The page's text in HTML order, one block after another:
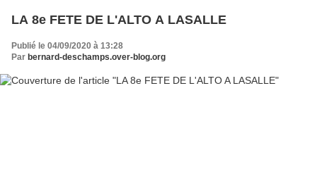
LA 8e FETE DE L'ALTO A LASALLE
Publié le 04/09/2020 à 13:28
Par bernard-deschamps.over-blog.org